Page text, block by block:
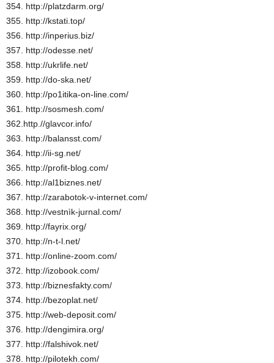
354. http://platzdarm.org/
355. http://kstati.top/
356. http://inperius.biz/
357. http://odesse.net/
358. http://ukrlife.net/
359. http://do-ska.net/
360. http://po1itika-on-line.com/
361. http://sosmesh.com/
362.http.//glavcor.info/
363. http://balansst.com/
364. http://ii-sg.net/
365. http://profit-blog.com/
366. http://al1biznes.net/
367. http://zarabotok-v-internet.com/
368. http://vestnìk-jurnal.com/
369. http://fayrix.org/
370. http://n-t-l.net/
371. http://online-zoom.com/
372. http://izobook.com/
373. http://biznesfakty.com/
374. http://bezoplat.net/
375. http://web-deposit.com/
376. http://dengimira.org/
377. http://falshivok.net/
378. http://pilotekh.com/